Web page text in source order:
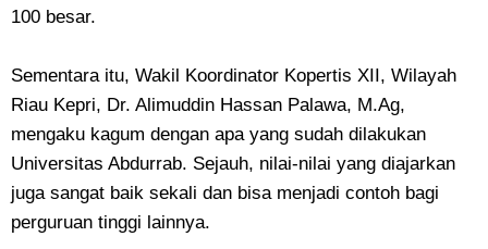
100 besar.
Sementara itu, Wakil Koordinator Kopertis XII, Wilayah
Riau Kepri, Dr. Alimuddin Hassan Palawa, M.Ag,
mengaku kagum dengan apa yang sudah dilakukan
Universitas Abdurrab. Sejauh, nilai-nilai yang diajarkan
juga sangat baik sekali dan bisa menjadi contoh bagi
perguruan tinggi lainnya.